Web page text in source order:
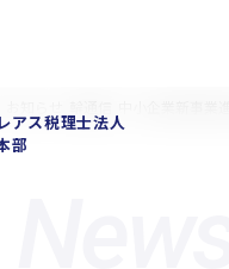
アス税理士法人
部